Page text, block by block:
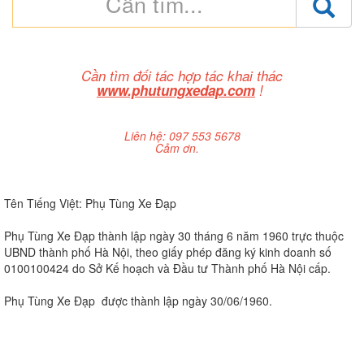
Cần tìm đối tác hợp tác khai thác
www.phutungxedap.com !
Liên hệ: 097 553 5678
Cảm ơn.
Tên Tiếng Việt: Phụ Tùng Xe Đạp
Phụ Tùng Xe Đạp thành lập ngày 30 tháng 6 năm 1960 trực thuộc
UBND thành phố Hà Nội, theo giấy phép đăng ký kinh doanh số
0100100424 do Sở Kế hoạch và Đầu tư Thành phố Hà Nội cấp.
Phụ Tùng Xe Đạp được thành lập ngày 30/06/1960.